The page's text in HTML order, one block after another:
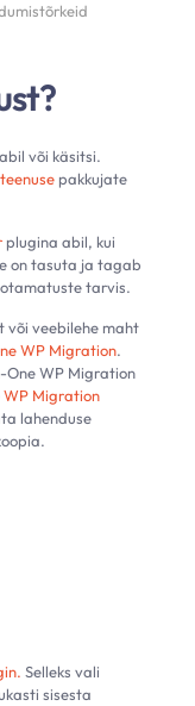
või käsitsi.
pakkujate
plugina abil, kui
on tasuta ja tagab
tarvis.
või veebilehe maht
WP Migration.
One WP Migration
Migration
lahenduse
Selleks vali
sisesta